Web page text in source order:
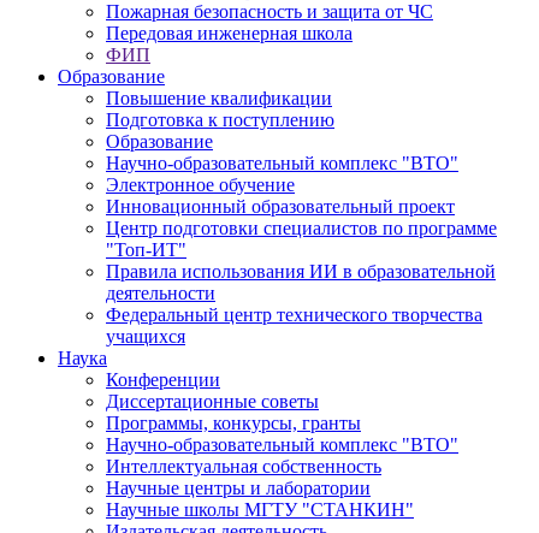
Пожарная безопасность и защита от ЧС
Передовая инженерная школа
ФИП
Образование
Повышение квалификации
Подготовка к поступлению
Образование
Научно-образовательный комплекс "ВТО"
Электронное обучение
Инновационный образовательный проект
Центр подготовки специалистов по программе
"Топ-ИТ"
Правила использования ИИ в образовательной
деятельности
Федеральный центр технического творчества
учащихся
Наука
Конференции
Диссертационные советы
Программы, конкурсы, гранты
Научно-образовательный комплекс "ВТО"
Интеллектуальная собственность
Научные центры и лаборатории
Научные школы МГТУ "СТАНКИН"